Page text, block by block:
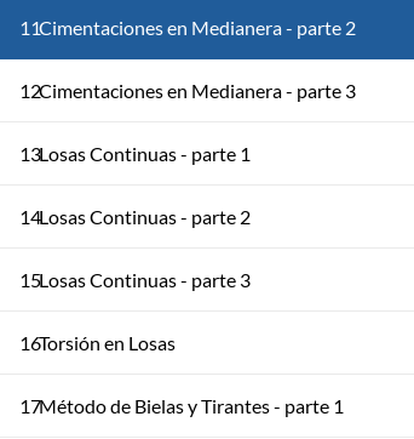
11Cimentaciones en Medianera - parte 2
12Cimentaciones en Medianera - parte 3
13Losas Continuas - parte 1
14Losas Continuas - parte 2
15Losas Continuas - parte 3
16Torsión en Losas
17Método de Bielas y Tirantes - parte 1